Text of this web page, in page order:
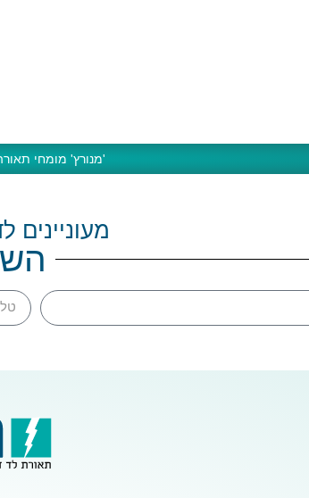
'מנורץ' מומחי תאורה מעל 25 שנה | צרו עמנו